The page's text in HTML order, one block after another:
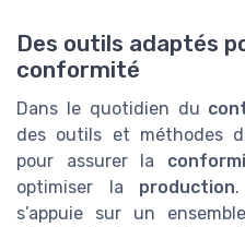
Des outils adaptés
conformité
Dans le quotidien du
des outils et méthodes
pour assurer la
optimiser la production
s’appuie sur un